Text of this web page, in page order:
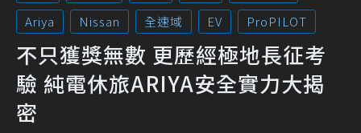
Ariya
Nissan 全速域 EV ProPILOT
不只獲獎無數 更歷經極地長征考
驗 純電休旅ARIYA安全實力大揭
密